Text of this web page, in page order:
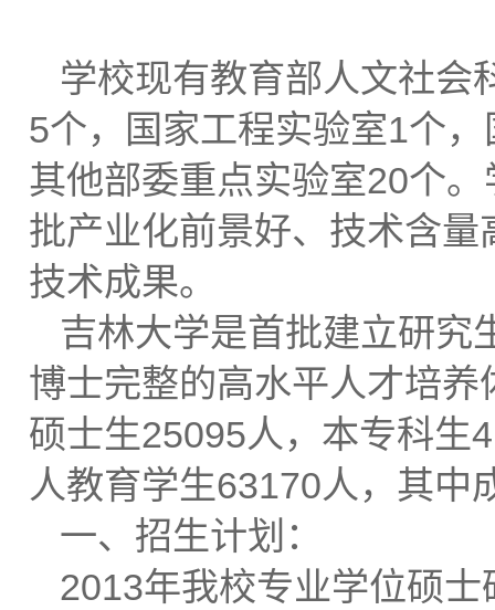
学校现有教育部人文社会
5个，国家工程实验室1个
其他部委重点实验室20个
批产业化前景好、技术含量
技术成果。
吉林大学是首批建立研究
博士完整的高水平人才培
硕士生25095人，本专科生
人教育学生63170人，其中
一、招生计划：
2013年我校专业学位硕